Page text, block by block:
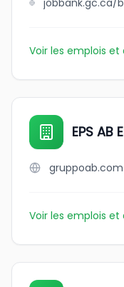
Voir les emplois et
EPS
gruppoab.com
Voir les emplois et